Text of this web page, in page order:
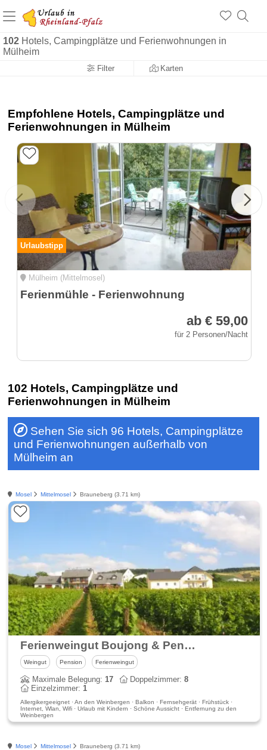
102 Hotels, Campingplätze und Ferienwohnungen in
Mülheim
Filter Karten
+1.500 Unterkünfte in Rheinland-Pfalz
+1.000 Sehenswürdigkeiten
Über 25 Jahre online
Empfohlene Hotels, Campingplätze und
Ferienwohnungen in Mülheim
Urlaubstipp
Mülheim (Mittelmosel)
Ferienmühle - Ferienwohnung
ab € 59,00
für 2 Personen/Nacht
102 Hotels, Campingplätze und
Ferienwohnungen in Mülheim
Sehen Sie sich 96 Hotels, Campingplätze
und Ferienwohnungen außerhalb von
Mülheim an
Mosel Mittelmosel Brauneberg (3.71 km)
Ferienweingut Boujong & Pension Moselblick
Weingut Pension Ferienweingut
Maximale Belegung:17 Doppelzimmer:8
Einzelzimmer:1
Allergikergeeignet · An den Weinbergen · Balkon · Fernsehgerät · Frühstück ·
Internet, Wlan, Wifi · Urlaub mit Kindern · Schöne Aussicht · Entfernung zu den
Weinbergen
Mosel Mittelmosel Brauneberg (3.71 km)